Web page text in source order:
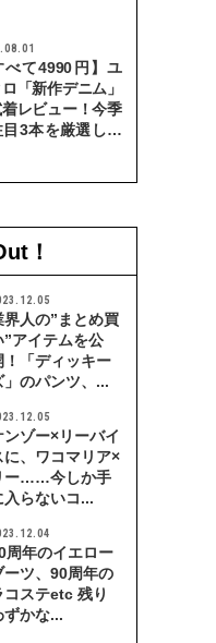
べて4990円】ユ
「新作デニム」
着レビュー！今季
目3本を厳選して
！
界人の”まとめ買
”アイテムを公
！「ディッキー
」のパンツ、...
ンゾー×リーバイ
に、ワコマリア×
ー……今しか手
入らないコ...
周年のイエロー
ーツ、90周年の
コステetc 残り
ずかな...